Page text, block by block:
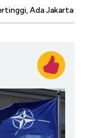
Ada Jakarta